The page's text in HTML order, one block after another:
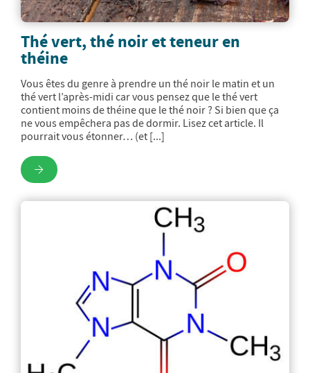
Thé vert, thé noir et teneur en
théine
Vous êtes du genre à prendre un thé noir le matin et un
thé vert l’après-midi car vous pensez que le thé vert
contient moins de théine que le thé noir ? Si bien que ça
ne vous empêchera pas de dormir. Lisez cet article. Il
pourrait vous étonner… (et [...]